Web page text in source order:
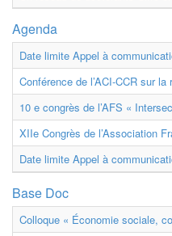
Agenda
Date limite Appel à
Conférence de l’ACI-CCR sur
10 e congrès de l’AFS «
XIIe Congrès de l’Association
Date limite Appel à
Base Doc
Colloque « Économie sociale,